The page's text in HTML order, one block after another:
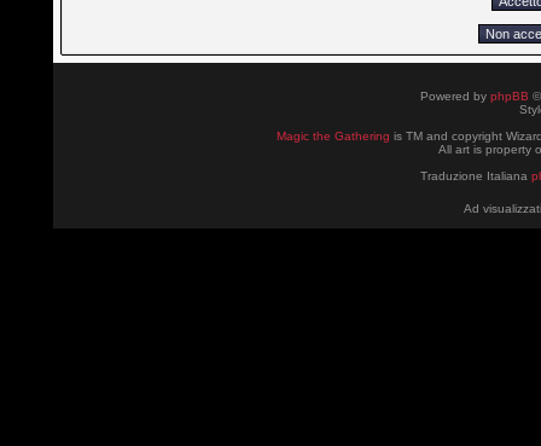
Powered by phpBB
Magic the Gathering is TM and copyright
All art is property
Traduzione Italiana
Ad